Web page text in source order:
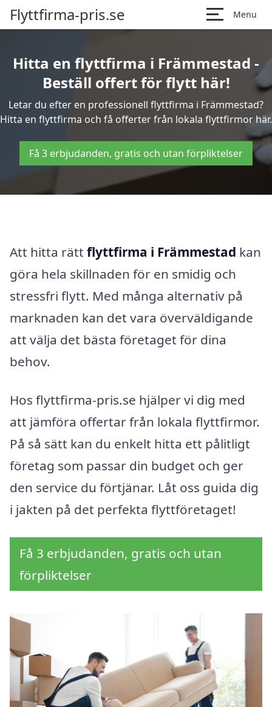
Flyttfirma-pris.se Menu
Hitta en flyttfirma i Främmestad -
Beställ offert för flytt här!
Letar du efter en professionell flyttfirma i Främmestad?
Hitta en flyttfirma och få offerter från lokala flyttfirmor här.
Få 3 erbjudanden, gratis och utan förpliktelser
Att hitta rätt flyttfirma i Främmestad kan
göra hela skillnaden för en smidig och
stressfri flytt. Med många alternativ på
marknaden kan det vara överväldigande
att välja det bästa företaget för dina
behov.
Hos flyttfirma-pris.se hjälper vi dig med
att jämföra offertar från lokala flyttfirmor.
På så sätt kan du enkelt hitta ett pålitligt
företag som passar din budget och ger
den service du förtjänar. Låt oss guida dig
i jakten på det perfekta flyttföretaget!
Få 3 erbjudanden, gratis och utan
förpliktelser